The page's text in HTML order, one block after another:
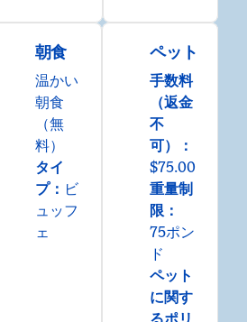
朝食
温かい
朝食
（無
料）
タイ
プ： ビ
ュッフ
ェ
ペット
手数料
（返金
不
可）：
$75.00
重量制
限：
75ポン
ド
ペット
に関す
るポリ